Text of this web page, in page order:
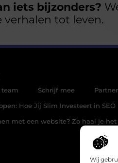
Wij
iets bijzonders?
verhalen tot leven.
team Schrijf mee
Hoe Jij Slim Investeert in SEO
met een website? Zo haal je